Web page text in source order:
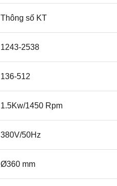
Thông số KT
1243-2538
136-512
1.5Kw/1450 Rpm
380V/50Hz
Ø360 mm